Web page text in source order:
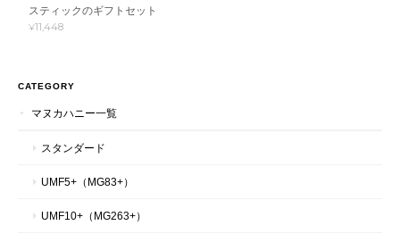
スティックのギフトセット
¥11,448
CATEGORY
マヌカハニー一覧
スタンダード
UMF5+（MG83+）
UMF10+（MG263+）